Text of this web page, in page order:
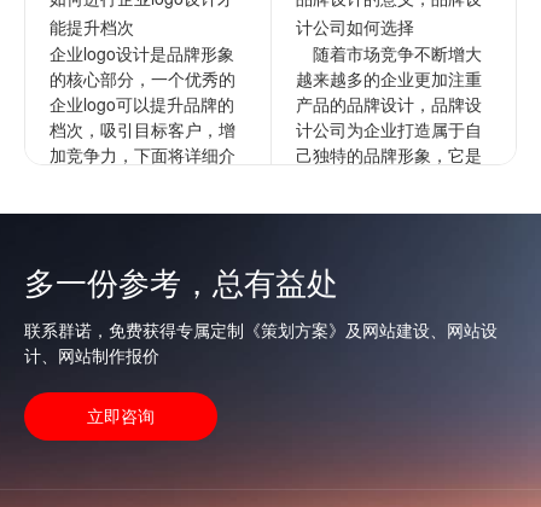
能提升档次
企业logo设计是品牌形象
的核心部分，一个优秀的
企业logo可以提升品牌的
档次，吸引目标客户，增
加竞争力，下面将详细介
计公司如何选择
随着市场竞争不断增大
越来越多的企业更加注重
产品的品牌设计，品牌设
计公司为企业打造属于自
己独特的品牌形象，它是
查看更多
多一份参考，总有益处
联系群诺，免费获得专属定制《策划方案》及网站建设、网站设
计、网站制作报价
立即咨询